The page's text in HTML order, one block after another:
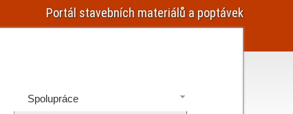
Portál stavebních materiálů a poptávek
Spolupráce